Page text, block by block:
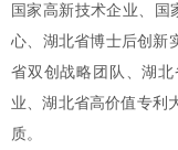
国家高新技术企业、国
心、湖北省博士后创新
省双创战略团队、湖
业、湖北省高价值专利
质。